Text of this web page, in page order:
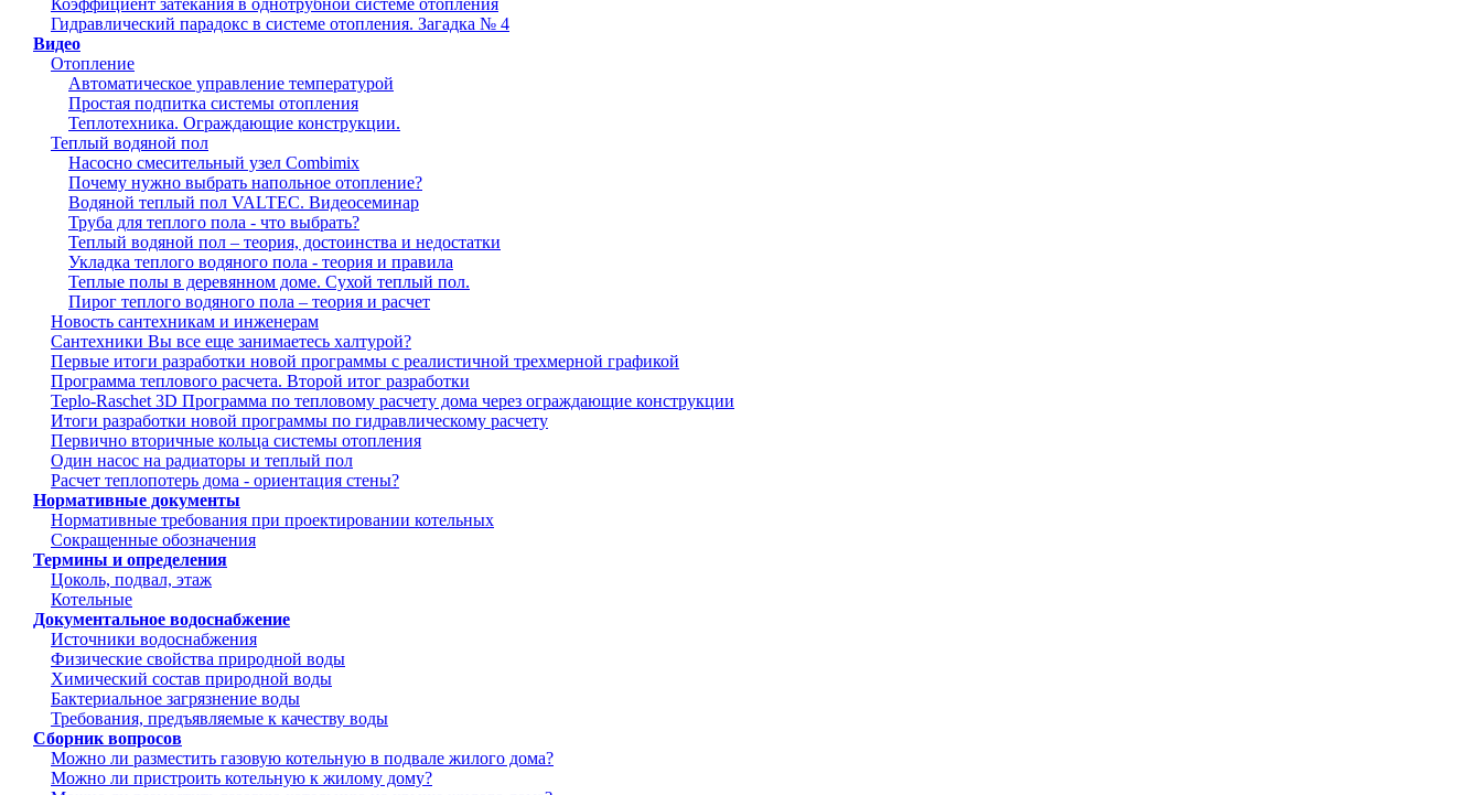
Коэффициент затекания в однотрубной системе отопления
Гидравлический парадокс в системе отопления. Загадка № 4
Видео
Отопление
Автоматическое управление температурой
Простая подпитка системы отопления
Теплотехника. Ограждающие конструкции.
Теплый водяной пол
Насосно смесительный узел Combimix
Почему нужно выбрать напольное отопление?
Водяной теплый пол VALTEC. Видеосеминар
Труба для теплого пола - что выбрать?
Теплый водяной пол – теория, достоинства и недостатки
Укладка теплого водяного пола - теория и правила
Теплые полы в деревянном доме. Сухой теплый пол.
Пирог теплого водяного пола – теория и расчет
Новость сантехникам и инженерам
Сантехники Вы все еще занимаетесь халтурой?
Первые итоги разработки новой программы с реалистичной трехмерной графикой
Программа теплового расчета. Второй итог разработки
Teplo-Raschet 3D Программа по тепловому расчету дома через ограждающие конструкции
Итоги разработки новой программы по гидравлическому расчету
Первично вторичные кольца системы отопления
Один насос на радиаторы и теплый пол
Расчет теплопотерь дома - ориентация стены?
Нормативные документы
Нормативные требования при проектировании котельных
Сокращенные обозначения
Термины и определения
Цоколь, подвал, этаж
Котельные
Документальное водоснабжение
Источники водоснабжения
Физические свойства природной воды
Химический состав природной воды
Бактериальное загрязнение воды
Требования, предъявляемые к качеству воды
Сборник вопросов
Можно ли разместить газовую котельную в подвале жилого дома?
Можно ли пристроить котельную к жилому дому?